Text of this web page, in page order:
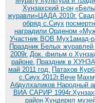
Хунзахский р-он
журавли»ЦАДА 2010г.
обряд c.Сиух
наградили Орденом
Участник ВОВ Мух1амад-
Праздник Белых
2009г. Док. фильм о
районе. Праздник в
май 2011 год. Патахов
с.Сиух 2012г.Вече
Абдулхаликов Народный
ВИА САРИР
район Хундерил